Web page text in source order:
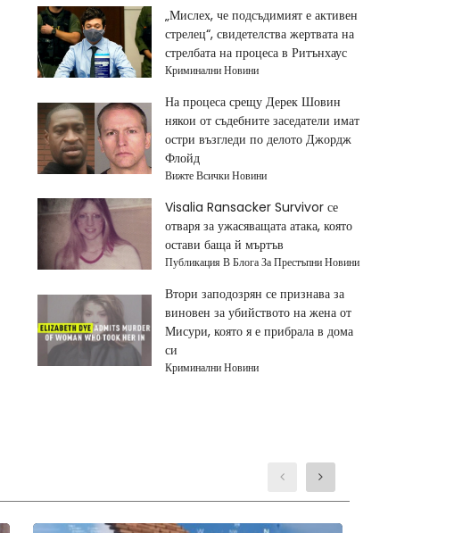
„Мислех, че подсъдимият е активен
стрелец“, свидетелства жертвата на
стрелбата на процеса в Ритънхаус
Криминални Новини
На процеса срещу Дерек Шовин
някои от съдебните заседатели имат
остри възгледи по делото Джордж
Флойд
Вижте Всички Новини
Visalia Ransacker Survivor се
отваря за ужасяващата атака, която
остави баща й мъртъв
Публикация В Блога За Престъпни Новини
Втори заподозрян се признава за
виновен за убийството на жена от
Мисури, която я е прибрала в дома
си
Криминални Новини